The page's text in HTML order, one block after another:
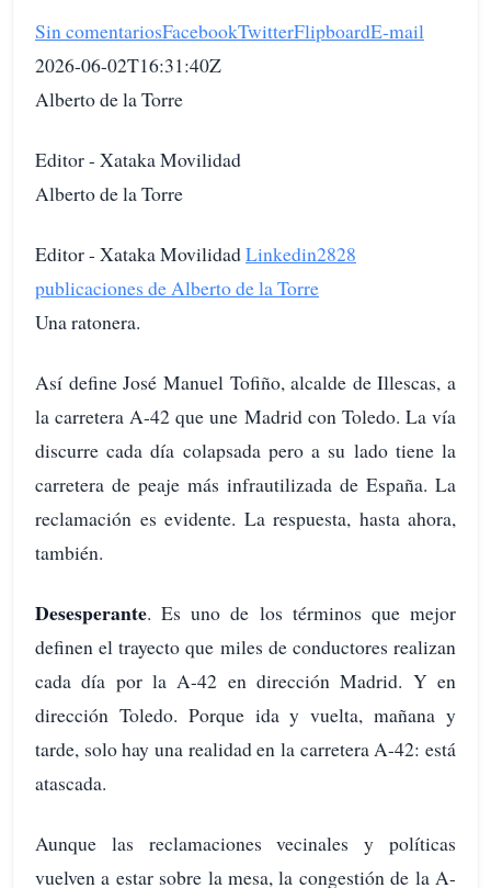
Sin comentariosFacebookTwitterFlipboardE-mail
2026-06-02T16:31:40Z
Alberto de la Torre
Editor - Xataka Movilidad
Alberto de la Torre
Editor - Xataka MovilidadLinkedin2828
publicaciones de Alberto de la Torre
Una ratonera.
Así define José Manuel Tofiño, alcalde de Illescas, a
la carretera A-42 que une Madrid con Toledo. La vía
discurre cada día colapsada pero a su lado tiene la
carretera de peaje más infrautilizada de España. La
reclamación es evidente. La respuesta, hasta ahora,
también.
Desesperante. Es uno de los términos que mejor
definen el trayecto que miles de conductores realizan
cada día por la A-42 en dirección Madrid. Y en
dirección Toledo. Porque ida y vuelta, mañana y
tarde, solo hay una realidad en la carretera A-42: está
atascada.
Aunque las reclamaciones vecinales y políticas
vuelven a estar sobre la mesa, la congestión de la A-